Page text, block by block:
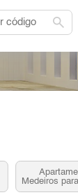
search
Medeiros